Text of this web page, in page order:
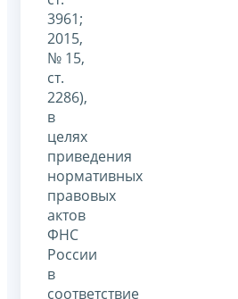
3961;
2015,
№ 15,
ст.
2286),
в
целях
приведения
нормативных
правовых
актов
ФНС
России
в
соответствие